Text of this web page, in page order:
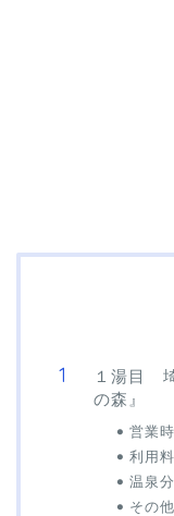
１湯目
の森』
営業
利用
温泉
その